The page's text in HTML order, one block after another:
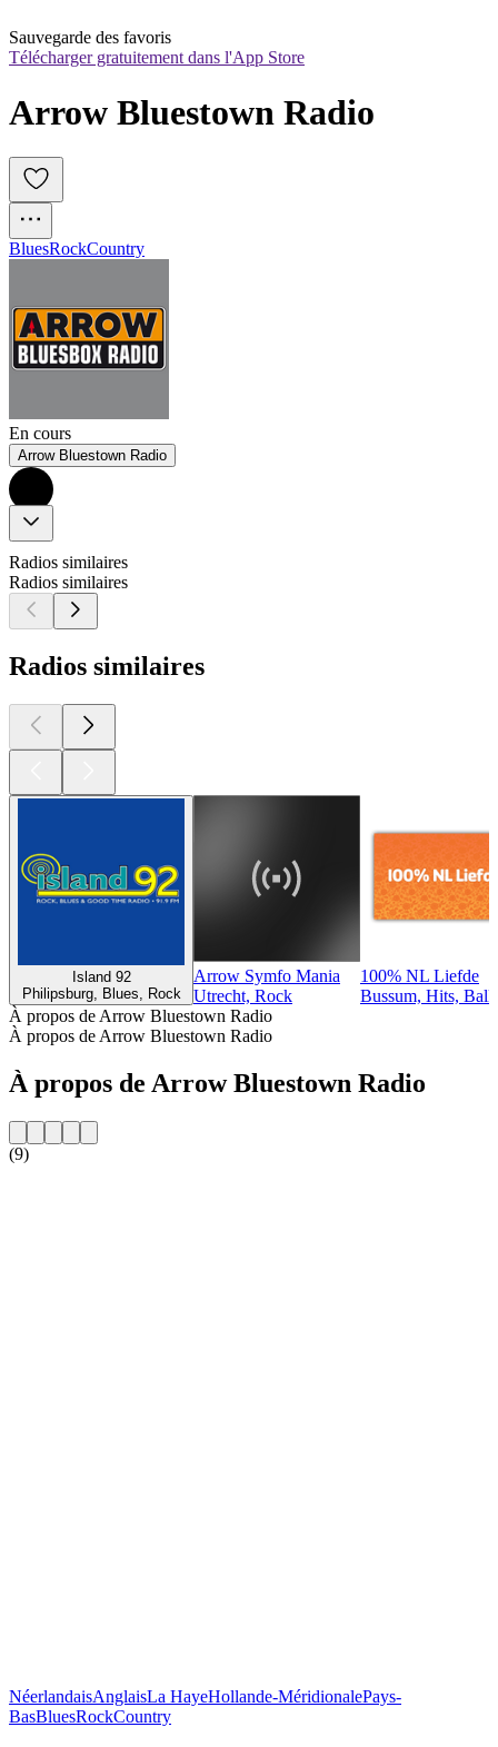
Sauvegarde des favoris
Télécharger gratuitement dans l'App Store
Arrow Bluestown Radio
BluesRockCountry
En cours
Arrow Bluestown Radio
Radios similaires
Radios similaires
Radios similaires
Island 92
Philipsburg, Blues, Rock
Arrow Symfo Mania
Utrecht, Rock
100% NL Liefde
Bussum, Hits,
À propos de Arrow Bluestown Radio
À propos de Arrow Bluestown Radio
À propos de Arrow Bluestown Radio
(9)
NéerlandaisAnglaisLa HayeHollande-MéridionalePays-
BasBluesRockCountry